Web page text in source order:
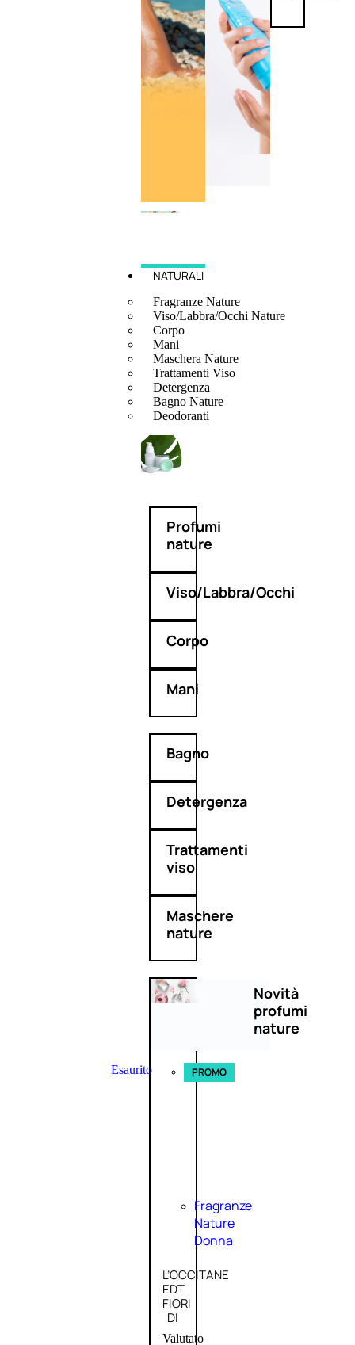
NATURALI
Fragranze Nature
Viso/Labbra/Occhi Nature
Corpo
Mani
Maschera Nature
Trattamenti Viso
Detergenza
Bagno Nature
Deodoranti
Profumi
nature
Viso/Labbra/Occhi
Corpo
Mani
Bagno
Detergenza
Trattamenti
viso
Maschere
nature
Novità
profumi
nature
Esaurito PROMO
Fragranze
Nature
Donna
L’OCCITANE
EDT
FIORI
DI
Valutato